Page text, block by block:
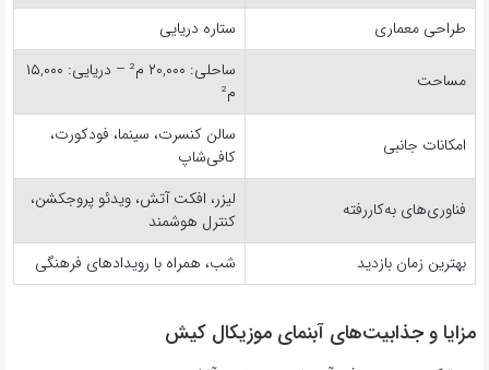
طراحی معماری
ستاره دریایی
مساحت
ساحلی: ۲۰,۰۰۰ م² – دریایی: ۱۵,۰۰۰
م²
امکانات جانبی
سالن کنسرت، سینما، فودکورت،
کافی‌شاپ
فناوری‌های به‌کاررفته
لیزر، افکت آتش، ویدئو پروجکشن،
کنترل هوشمند
بهترین زمان بازدید
شب، همراه با رویدادهای فرهنگی
مزایا و جذابیت‌های آبنمای موزیکال کیش